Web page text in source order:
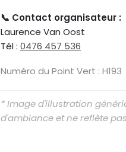
📞 Contact organisateur :
Laurence Van Oost
Tél : 0476 457 536
Numéro du Point Vert : H193
* Image d'illustration
d'ambiance et ne reflète